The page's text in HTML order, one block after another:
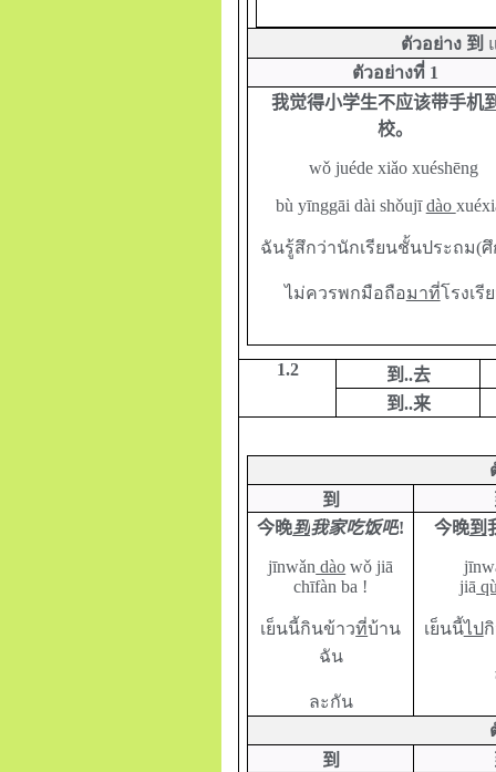
ตัวอย่าง 到
ตัวอย่างที่ 1
我觉得小学生不应该带手机
校。
wǒ juéde xiǎo xuéshēng
bù yīnggāi dài shǒujīdào
ฉันรู้สึกว่านักเรียนชั้นประถม(
ไม่ควรพกมือถือมาที่โรงเรี
1.2 到 ..去
到 ..来
到
今晚到我家吃饭吧!
jīnwǎn dào wǒ jiā
chīfàn ba !
เย็นนี้กินข้าวที่บ้าน
ฉัน
ละกัน
今晚到
jiā
เย็นนี้ไป
到